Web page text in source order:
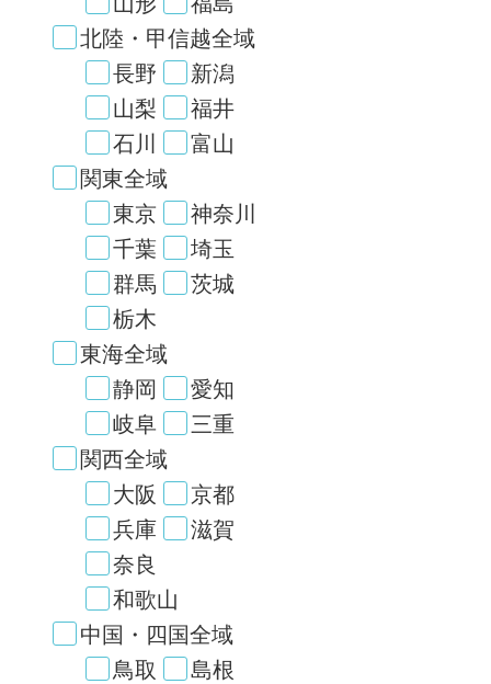
北陸・甲信越全域
長野
新潟
山梨
福井
石川
富山
関東全域
東京
神奈川
千葉
埼玉
群馬
茨城
栃木
東海全域
静岡
愛知
岐阜
三重
関西全域
大阪
京都
兵庫
滋賀
奈良
和歌山
中国・四国全域
鳥取
島根